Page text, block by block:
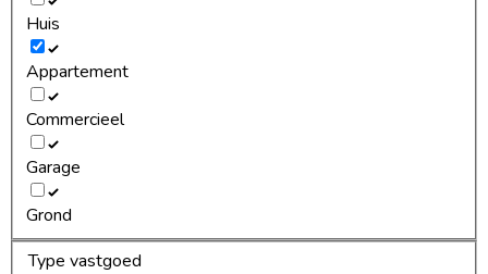
Huis
Appartement
Commercieel
Garage
Grond
Type vastgoed